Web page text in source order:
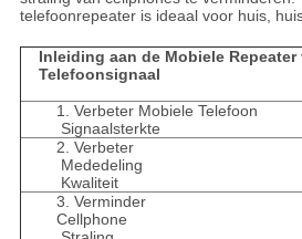
telefoonrepeater is ideaal voor huis,
Inleiding aan de Mobiele Repeater
Telefoonsignaal
1. Verbeter Mobiele Telefoon
Signaalsterkte
2. Verbeter
Mededeling
Kwaliteit
3. Verminder
Cellphone